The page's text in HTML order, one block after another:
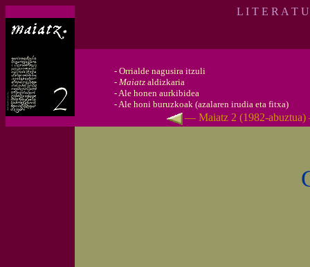
L I T E R A T
- Orrialde nagusira itzuli
- Maiatz aldizkaria
-Ale honen aurkibidea
-Ale honi buruzkoak (azalaren irudia eta fitxa)
— Maiatz 2 (1982-